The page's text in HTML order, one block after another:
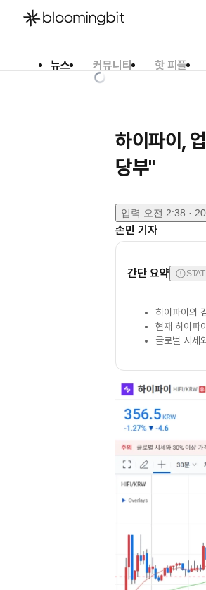
뉴스 커뮤니티 핫 피플
하이파이,
당부"
입력 오전 2:38 ·
손민 기자
간단 요약
하이파이의
현재 하이파
글로벌 시세